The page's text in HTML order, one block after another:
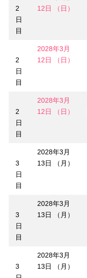
2
日
目
12日 （日）
2
日
目
2028年3月
12日 （日）
2
日
目
2028年3月
12日 （日）
3
日
目
2028年3月
13日 （月）
3
日
目
2028年3月
13日 （月）
3
2028年3月
13日 （月）